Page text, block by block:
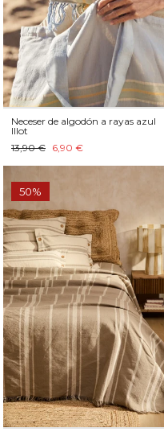
Neceser de algodón a rayas azul
Illot
13,90 € 6,90 €
50%